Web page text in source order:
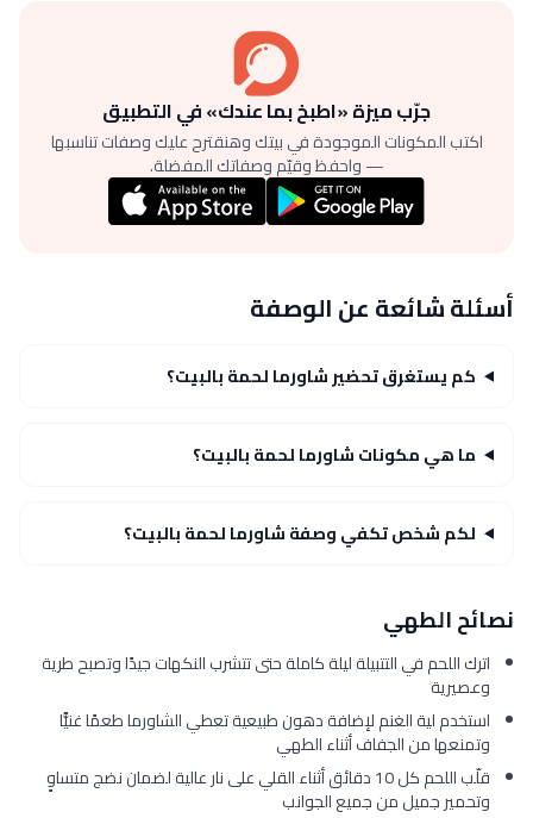
جرّب ميزة «اطبخ بما عندك» في التطبيق
اكتب المكونات الموجودة في بيتك وهنقترح عليك وصفات تناسبها
— واحفظ وقيّم وصفاتك المفضلة.
أسئلة شائعة عن الوصفة
كم يستغرق تحضير شاورما لحمة بالبيت؟
ما هي مكونات شاورما لحمة بالبيت؟
لكم شخص تكفي وصفة شاورما لحمة بالبيت؟
نصائح الطهي
اترك اللحم في التتبيلة ليلة كاملة حتى تتشرب النكهات جيدًا وتصبح طرية
وعصيرية
استخدم لية الغنم لإضافة دهون طبيعية تعطي الشاورما طعمًا غنيًّا
وتمنعها من الجفاف أثناء الطهي
قلّب اللحم كل 10 دقائق أثناء القلي على نار عالية لضمان نضج متساوٍ
وتحمير جميل من جميع الجوانب